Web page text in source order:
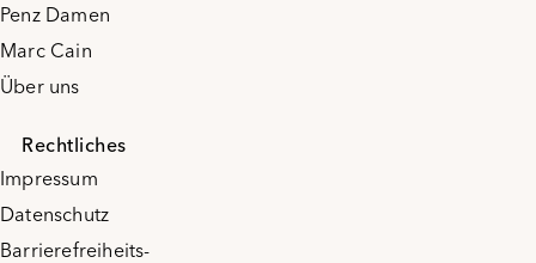
Penz Damen
Marc Cain
Über uns
Rechtliches
Impressum
Datenschutz
Barrierefreiheits-